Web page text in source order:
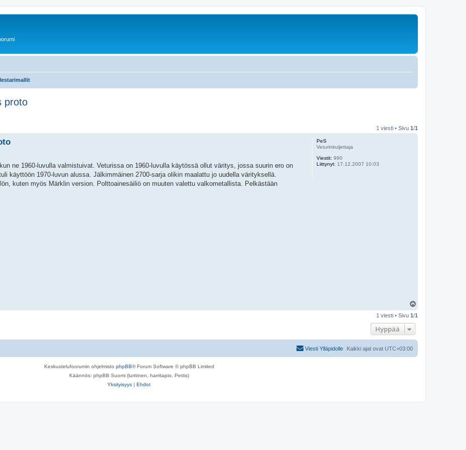
proto
1 viesti • Sivu 1/1
PeS
Veturinkuljettaja
Viestit: 990
Liittynyt: 17.12.2007 10:03
ne 1960-luvulla valmistuivat. Veturissa on 1960-luvulla käytössä ollut väritys, jossa suurin ero on
käyttöön 1970-luvun alussa. Jälkimmäinen 2700-sarja olikin maalattu jo uudella värityksellä.
kuten myös Märklin version. Polttoainesäiliö on muuten valettu valkometallista. Pelkästään
ö
1 viesti • Sivu 1/1
Hyppää
Kaikki ajat ovat UTC+03:00
Viesti Ylläpidolle
Keskustelufoorumin ohjelmisto phpBB® Forum Software © phpBB Limited
Käännös: phpBB Suomi (lurttinen, harritapio, Pettis)
Yksityisyys | Ehdot